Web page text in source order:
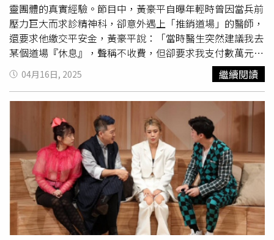
剛好就是另外一種消費的犒賞。然後，在日本就因此出現奇
怪的現象，高齡者收銀檯前竊盜事件大量增加。日本高齡竊
盜潮 為何他們「打死不付錢」？這些案件的發生非常奇
特，高齡者、在收銀檯前、在收銀員前、在排隊等待的顧客
前，「光天化日」、「眾目睽睽」地偷收銀檯前的小商品。
然後光天化日、眾目睽睽地被檢舉；接著光天化日、眾目睽
睽地成為竊盜犯！更讓人不解的是，這些高齡者並不是沒
錢，他們的皮包裡有足夠的購物金，但卻不拿出來付帳，就
是要偷！堅持自己偷！打死不付錢！這就有點貓膩了。日本
警方對於這樣的案件十分頭疼，因為金額很小，卻是竊盜公
訴，這個案子要辦，非辦不可；但是辦這樣的案子，讓人心
疼。終於，這樣的高齡者犯罪案件進入媒體報導的視野區，
成為被關注的現象。犯罪只為換來家人關心 反映高齡化社
會心理困境原來，高齡者收銀檯前竊盜事件頻發，反映出日
本社會逐步走向高齡化社會後的人倫悲劇：獨居高齡長者為
了與遠地家人連絡，只好「刻意製造」犯罪事件，藉此引起
靈團體的真實經驗。節目中，黃豪平自曝年輕時曾因當兵前
壓力巨大而求診精神科，卻意外遇上「推銷道場」的醫師，
還要求他繳交平安金，黃豪平說：「當時醫生突然建議我去
某個道場『休息』，聲稱不收費，但卻要求我支付數萬元
『平安金』。」黃豪平氣憤的表示會來看診的人可能都是心
靈脆弱的，更何況是「醫生的建議」更容易聽信，黃豪平
說:：「我醒得快就離開了，但其他沒醒過來的人呢？會不
會真的一筆筆平安金就這樣付下去？」他感慨，這經驗讓他
意識到，有些機構利用已經很脆弱心靈在從旁施壓或遊說，
可能就會讓人不知不覺付出更多，最後是靠運動走出焦慮。
接著，廖哲毅也分享2019年因網路感情詐騙陷入低谷時，
參加台大學妹創辦的「能量學院」，廖哲毅說：「我到現場
像進走進甄嬛傳現場，布置混搭中西風，教主出來時還會有
人喊『教主到』，我學妹還低頭行禮。」對於「台大」學生
也會相信這樣的課程，廖哲毅表示在裡面甚至還有社會顯達
或藝人。導演廖哲毅（左）曝台大菁英也會遭身心靈課程迷
04月16日, 2025 繼續閱讀